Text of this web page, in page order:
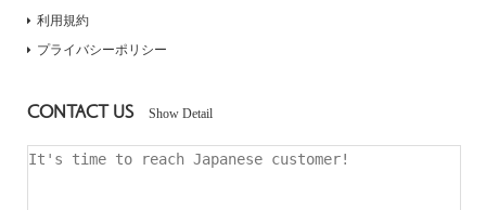
利用規約
プライバシーポリシー
CONTACT US Show Detail